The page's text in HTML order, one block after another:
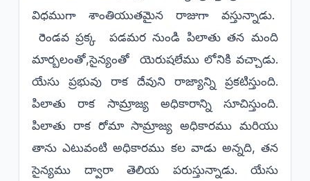
విధముగా శాంతియుతమైన రాజుగా వస్తున్నాడు.
రెండవ ప్రక్క పడమర నుండి పిలాతు తన మంది
మార్బలంతో,సైన్యంతో యెరుషలేము లోనికి వచ్చాడు.
యేసు ప్రభువు రాక దేవుని రాజ్యాన్ని ప్రకటిస్తుంది.
పిలాతు రాక సామ్రాజ్య అధికారాన్ని సూచిస్తుంది.
పిలాతు రాక రోమా సామ్రాజ్య అధికారము మరియు
తాను ఎటువంటి అధికారము కల వాడు అన్నది, తన
సైన్యము ద్వారా తెలియ పరుస్తున్నాడు. యేసు